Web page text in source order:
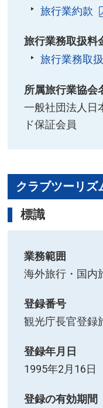
旅行業約款
旅行業務取扱料
旅行業務取
所属旅行業協会
一般社団法人日
ド保証会員
クラブツーリズ
標識
業務範囲
海外旅行・国内
登録番号
観光庁長官登録
登録年月日
1995年2月16日
登録の有効期間